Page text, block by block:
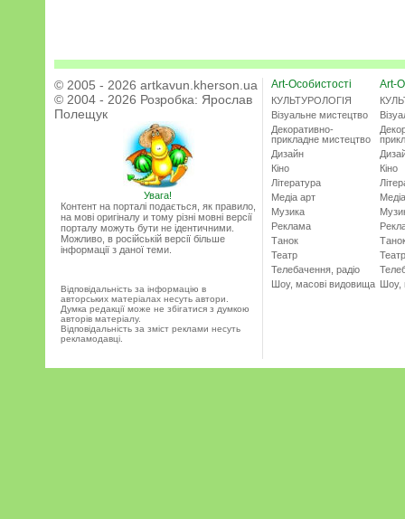
© 2005 - 2026 artkavun.kherson.ua
© 2004 - 2026 Розробка: Ярослав
Полещук
Увага!
Контент на порталі подається, як правило,
на мові оригіналу и тому різні мовні версії
порталу можуть бути не ідентичними.
Можливо, в російській версії більше
інформації з даної теми.
Відповідальність за інформацію в
авторських матеріалах несуть автори.
Думка редакції може не збігатися з думкою
авторів матеріалу.
Відповідальність за зміст реклами несуть
рекламодавці.
Art-Особистості
КУЛЬТУРОЛОГІЯ
Візуальне мистецтво
Декоративно-
прикладне мистецтво
Дизайн
Кіно
Література
Медіа арт
Музика
Реклама
Танок
Театр
Телебачення, радіо
Шоу, масові видовища
Art-
Кіно
Театр
Шоу,